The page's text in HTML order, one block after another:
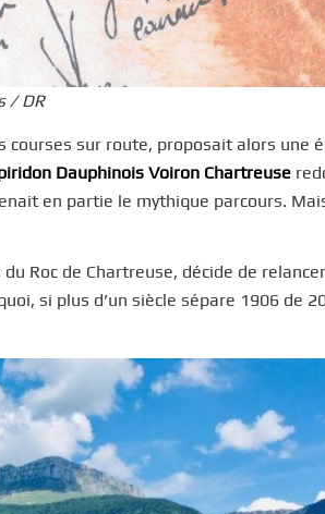
/ DR
sur route, proposait alors une
Dauphinois Voiron Chartreuse
en partie le mythique parcours.
Roc de Chartreuse, décide de
si plus d’un siècle sépare 1906 de